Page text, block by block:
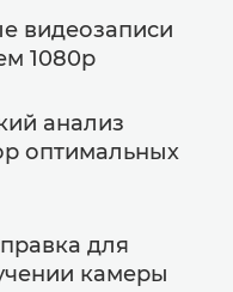
видеозаписи
1080p
анализ
оптимальных
для
камеры